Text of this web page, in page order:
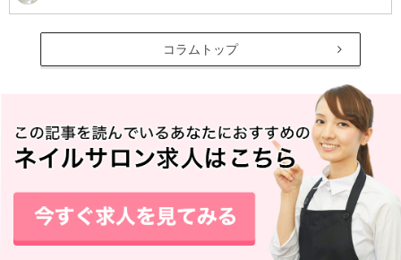
・冷えを感じる
他にも色々な症状がありますが、主な症状にはこのような
体の症状だけでなく、心にも不調を及ぼすことがわかりま
すね。
秋バテを甘くみてはダメ！
秋バテはきちんとした対処をしないと、いつまでも不調を
コラムトップ